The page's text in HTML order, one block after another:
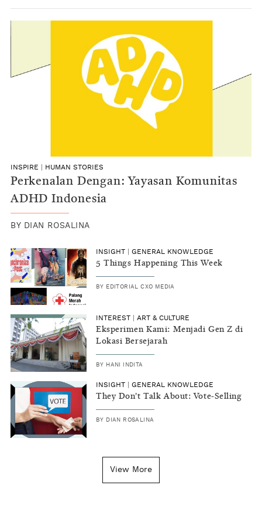
INSPIRE HUMAN STORIES
Perkenalan Dengan: Yayasan Komunitas
ADHD Indonesia
BY DIAN ROSALINA
INSIGHT GENERAL KNOWLEDGE
5 Things Happening This Week
BY EDITORIAL CXO MEDIA
INTEREST ART & CULTURE
Eksperimen Kami: Menjadi Gen Z di
Lokasi Bersejarah
BY HANI INDITA
INSIGHT GENERAL KNOWLEDGE
They Don't Talk About: Vote-Selling
BY DIAN ROSALINA
View More